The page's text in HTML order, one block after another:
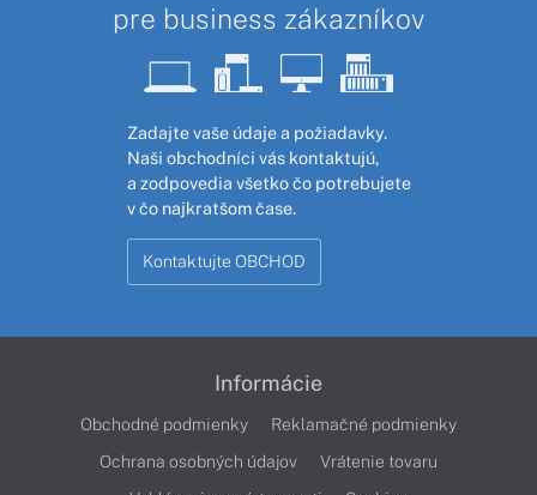
pre business zákazníkov
Zadajte vaše údaje a požiadavky.
Naši obchodníci vás kontaktujú,
a zodpovedia všetko čo potrebujete
v čo najkratšom čase.
Kontaktujte OBCHOD
Informácie
Obchodné podmienky
Reklamačné podmienky
Ochrana osobných údajov
Vrátenie tovaru